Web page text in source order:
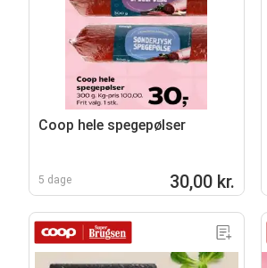
Coop hele spegepølser
5 dage 30,00 kr.